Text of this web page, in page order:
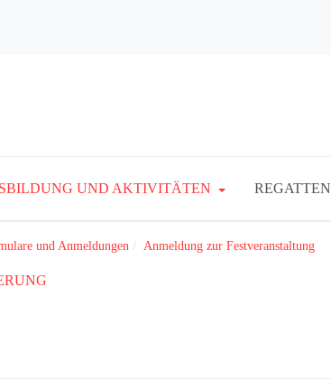
UND AKTIVITÄTEN REGATTEN
und Anmeldungen Anmeldung zur Festveranstaltung